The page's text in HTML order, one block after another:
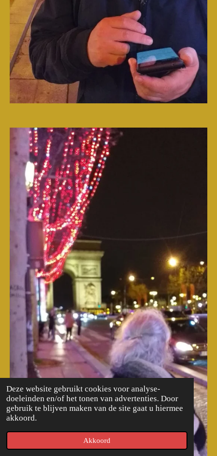
Deze website gebruikt cookies voor analyse-
doeleinden en/of het tonen van advertenties. Door
gebruik te blijven maken van de site gaat u hiermee
akkoord.
Akkoord